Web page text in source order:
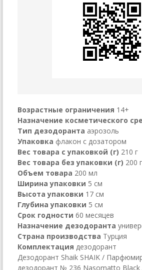
Возрастные ограничения 14+
Назначение косметического
Тип дезодоранта аэрозоль
Упаковка флакон с дозатором
Вес товара с упаковкой (г) 210 г
Вес товара без упаковки (г) 200 г
Объем товара 200 мл
Ширина упаковки 5 см
Высота упаковки 17 см
Глубина упаковки 5 см
Срок годности 60 месяцев
Назначение дезодоранта
Страна производства Турция
Комплектация дезодорант
Дезодорант Shaik SHAIK /
дезодорант № 236 Nasomatto Black